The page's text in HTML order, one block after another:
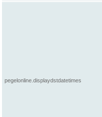
pegelonline.displaydstdatetimes